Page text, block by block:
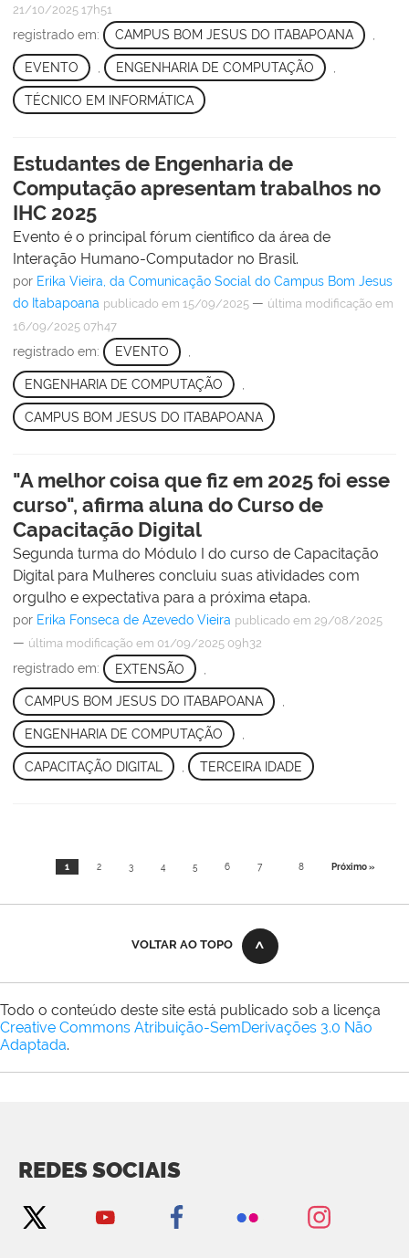
21/10/2025 17h51
registrado em: CAMPUS BOM JESUS DO ITABAPOANA
EVENTO ENGENHARIA DE COMPUTAÇÃO
TÉCNICO EM INFORMÁTICA
Estudantes de Engenharia de
Computação apresentam trabalhos no
IHC 2025
Evento é o principal fórum científico da área de
Interação Humano-Computador no Brasil.
por Erika Vieira, da Comunicação Social do Campus Bom Jesus
do Itabapoana publicado em 15/09/2025 — última modificação em
16/09/2025 07h47
registrado em: EVENTO ,
ENGENHARIA DE COMPUTAÇÃO
CAMPUS BOM JESUS DO ITABAPOANA
"A melhor coisa que fiz em 2025 foi esse
curso", afirma aluna do Curso de
Capacitação Digital
Segunda turma do Módulo I do curso de Capacitação
Digital para Mulheres concluiu suas atividades com
orgulho e expectativa para a próxima etapa.
por Erika Fonseca de Azevedo Vieira publicado em 29/08/2025
— última modificação em 01/09/2025 09h32
registrado em: EXTENSÃO
CAMPUS BOM JESUS DO ITABAPOANA ,
ENGENHARIA DE COMPUTAÇÃO
CAPACITAÇÃO DIGITAL TERCEIRA IDADE
1 2 3 4 5 6 7 8 Próximo »
VOLTAR AO TOPO
Todo o conteúdo deste site está publicado sob a licença
Creative Commons Atribuição-SemDerivações 3.0 Não
Adaptada.
REDES SOCIAIS